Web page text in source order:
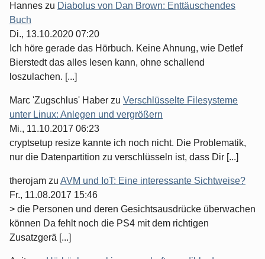
Hannes zu Diabolus von Dan Brown: Enttäuschendes
Buch
Di., 13.10.2020 07:20
Ich höre gerade das Hörbuch. Keine Ahnung, wie Detlef
Bierstedt das alles lesen kann, ohne schallend
loszulachen. [...]
Marc 'Zugschlus' Haber zu Verschlüsselte Filesysteme
unter Linux: Anlegen und vergrößern
Mi., 11.10.2017 06:23
cryptsetup resize kannte ich noch nicht. Die Problematik,
nur die Datenpartition zu verschlüsseln ist, dass Dir [...]
therojam zu AVM und IoT: Eine interessante Sichtweise?
Fr., 11.08.2017 15:46
> die Personen und deren Gesichtsausdrücke überwachen
können Da fehlt noch die PS4 mit dem richtigen
Zusatzgerä [...]